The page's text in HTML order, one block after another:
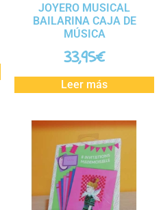
JOYERO MUSICAL
BAILARINA CAJA DE
MÚSICA
33,95€
Leer más